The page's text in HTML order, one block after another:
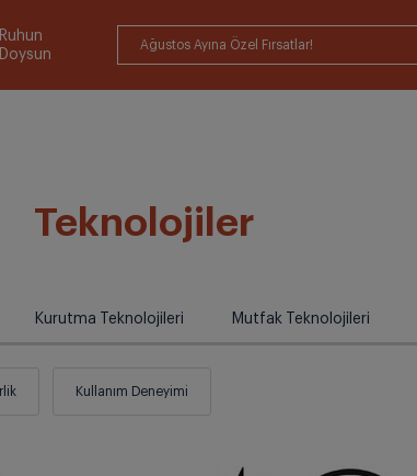
Ruhun
Doysun
Ağustos Ayına Özel Fırsatlar!
Teknolojiler
Kurutma Teknolojileri Mutfak Teknolojileri